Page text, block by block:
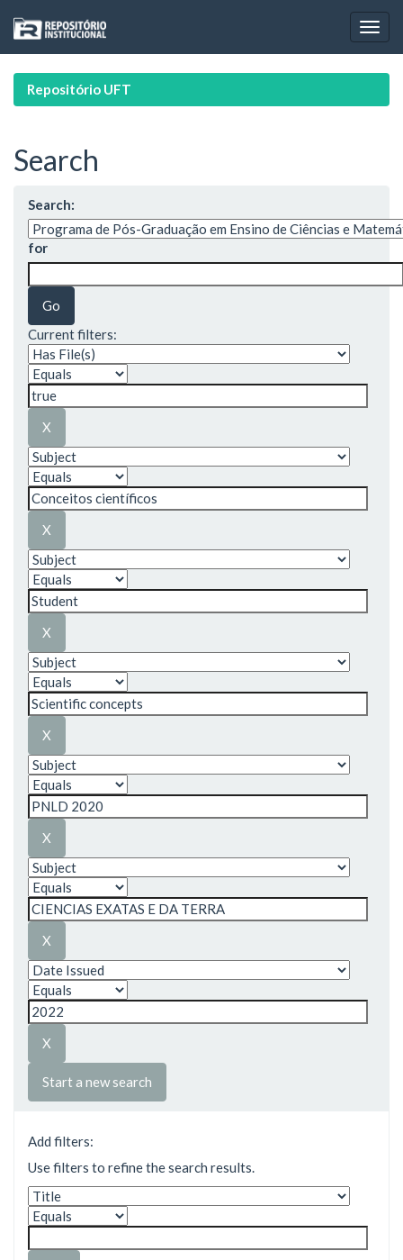
navigation
Repositório UFT
Search
Search:
for
Current filters:
Start a new search
Add filters:
Use filters to refine the search results.